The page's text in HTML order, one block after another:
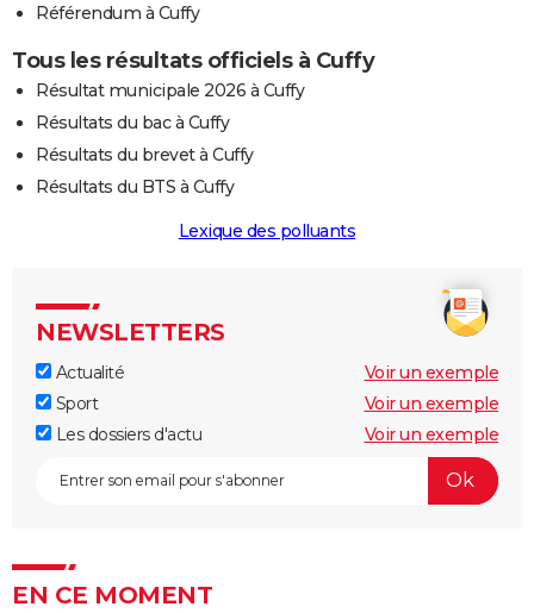
Référendum à Cuffy
Tous les résultats officiels à Cuffy
Résultat municipale 2026 à Cuffy
Résultats du bac à Cuffy
Résultats du brevet à Cuffy
Résultats du BTS à Cuffy
Lexique des polluants
NEWSLETTERS
Actualité
Voir un exemple
Sport
Voir un exemple
Les dossiers d'actu
Voir un exemple
EN CE MOMENT